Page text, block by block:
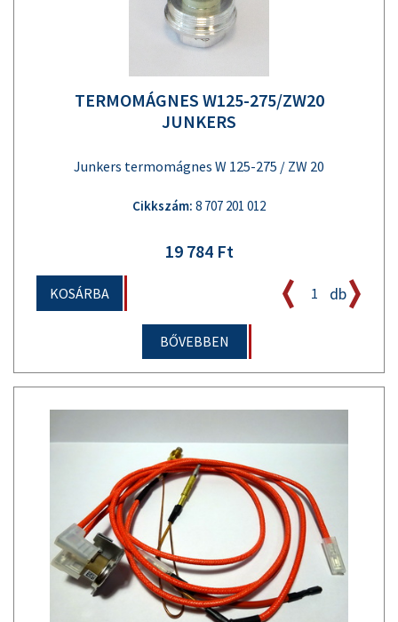
TERMOMÁGNES W125-275/ZW20
JUNKERS
Junkers termomágnes W 125-275 / ZW 20
Cikkszám: 8 707 201 012
19 784 Ft
KOSÁRBA db
BŐVEBBEN